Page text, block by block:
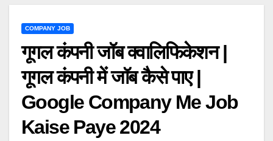
COMPANY JOB
गूगल कंपनी जॉब क्वालिफिकेशन |
गूगल कंपनी में जॉब कैसे पाए |
Google Company Me Job
Kaise Paye 2024